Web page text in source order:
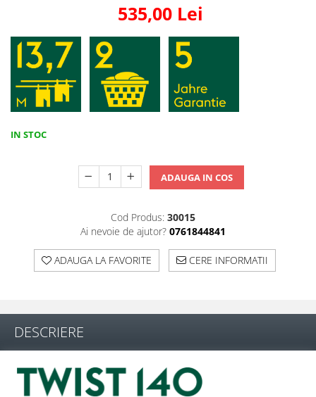
535,00 Lei
IN STOC
ADAUGA IN COS
Cod Produs: 30015
Ai nevoie de ajutor? 0761844841
ADAUGA LA FAVORITE CERE INFORMATII
DESCRIERE